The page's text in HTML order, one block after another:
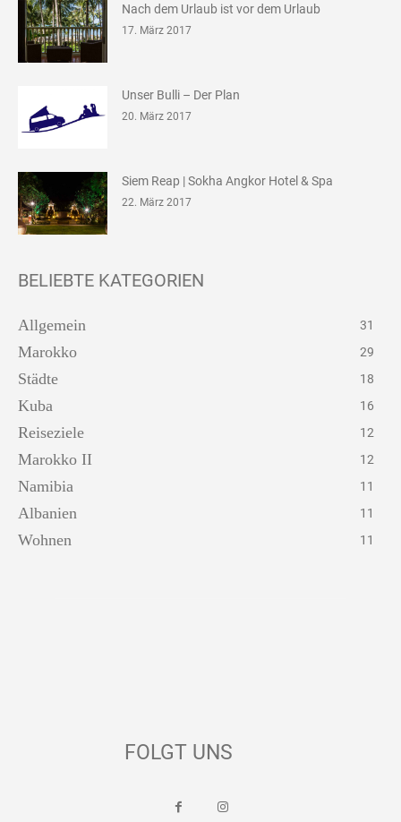
Nach dem Urlaub ist vor dem Urlaub
17. März 2017
Unser Bulli – Der Plan
20. März 2017
Siem Reap | Sokha Angkor Hotel & Spa
22. März 2017
BELIEBTE KATEGORIEN
Allgemein 31
Marokko 29
Städte 18
Kuba 16
Reiseziele 12
Marokko II 12
Namibia 11
Albanien 11
Wohnen 11
FOLGT UNS